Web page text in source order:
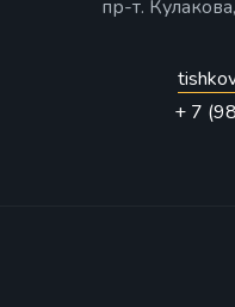
пр-т.
+ 7